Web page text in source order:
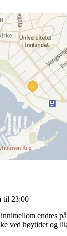
til 23:00
endres
ved høytider og